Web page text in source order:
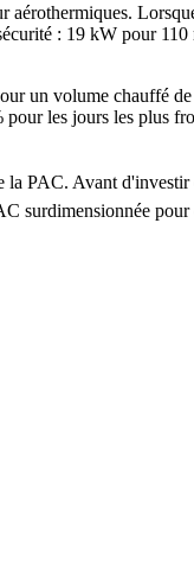
: 19 kW pour
un volume chauffé
les jours les plus
PAC. Avant